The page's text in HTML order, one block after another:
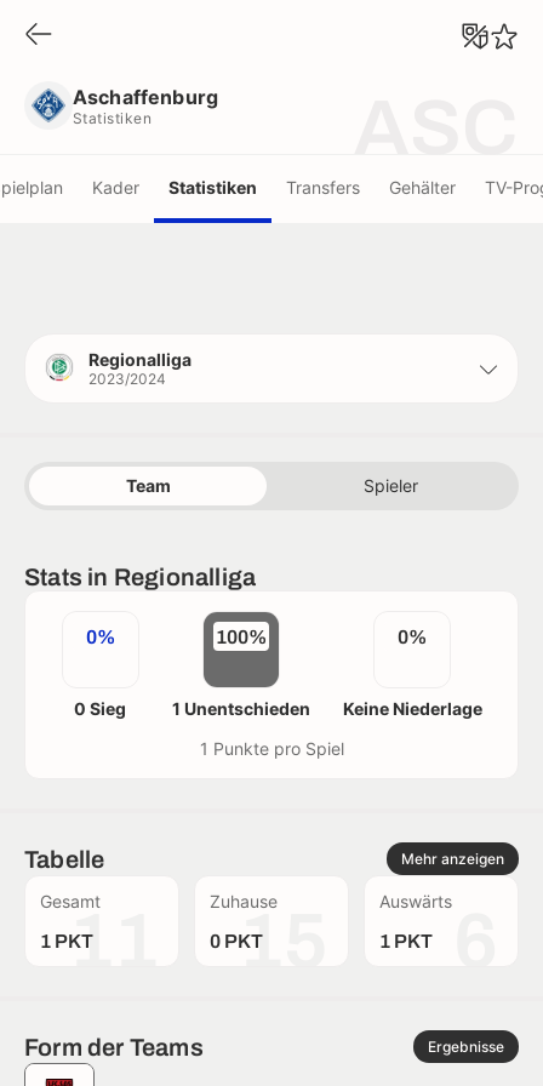
Aschaffenburg
Statistiken
Kader Statistiken Transfers Gehälter TV-
Regionalliga
2023/2024
Team Spieler
Stats in Regionalliga
0%
0 Sieg
100%
1 Unentschieden
0%
Keine Niederlage
1 Punkte pro Spiel
Tabelle Mehr anzeigen
Gesamt
1 PKT11
Zuhause
0 PKT15
Auswärts
1 PKT
Form der Teams Ergebnisse